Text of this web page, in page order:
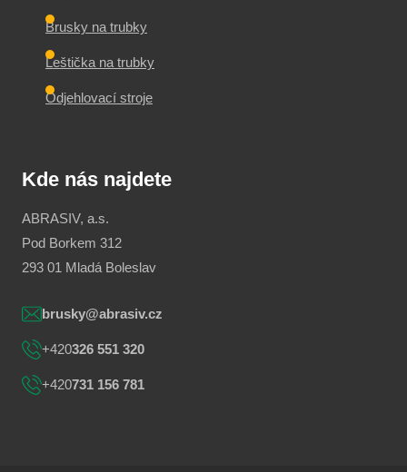
Brusky na trubky
Leštička na trubky
Odjehlovací stroje
Kde nás najdete
ABRASIV, a.s.
Pod Borkem 312
293 01 Mladá Boleslav
brusky@abrasiv.cz
+420326 551 320
+420731 156 781